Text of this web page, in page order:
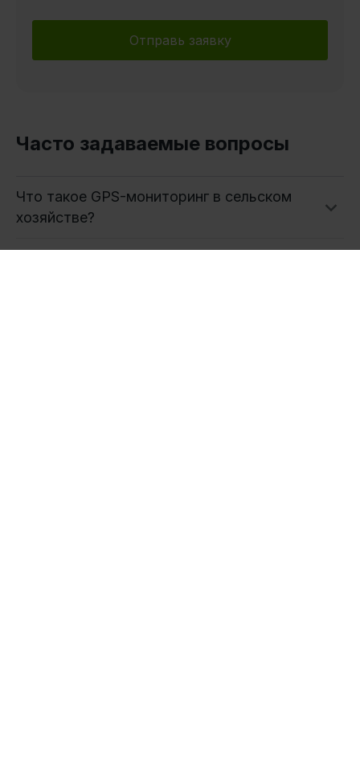
Отправь заявку
Часто задаваемые вопросы
Что такое GPS-мониторинг в сельском
хозяйстве?